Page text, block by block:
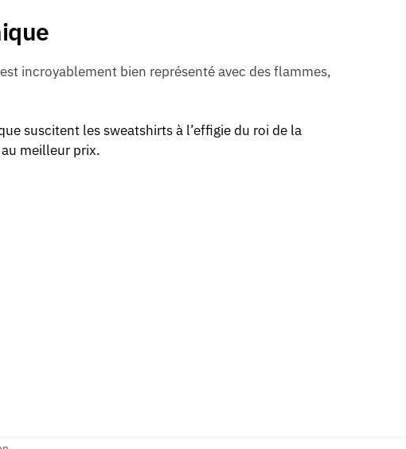
incroyablement bien représenté avec des flammes,
suscitent les sweatshirts à l’effigie du roi de la
meilleur prix.